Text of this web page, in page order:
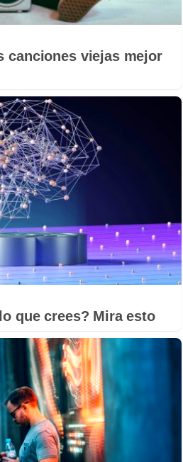
canciones viejas mejor
que crees? Mira esto